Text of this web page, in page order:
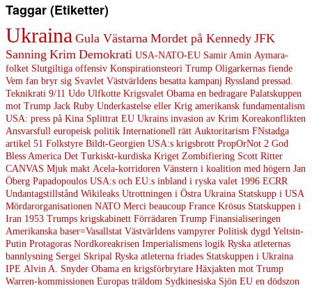
Taggar (Etiketter)
Ukraina Gula Västarna Mordet på Kennedy JFK
Sanning Krim Demokrati USA-NATO-EU Samir Amin Aymara-
folket Slutgiltiga offensiv Konspirationsteori Trump Oligarkernas fiende
Vem fan bryr sig Svavlet Västvärldens besatta kampanj Ryssland pressad.
Teknikrati 9/11 Udo Ulfkotte Krigsvalet Obama en bedragare Palatskuppen
mot Trump Jack Ruby Underkastelse eller Krig amerikansk fundamentalism
USA: press på Kina Splittrat EU Ukrains invasion av Krim Koreakonflikten
Ansvarsfull europeisk politik Internationell rätt Auktoritarism FNstadga
artikel 51 Folkstyre Bildt-Georgien USA:s krigsbrott PropOrNot 2 God
Bless America Det Turkiskt-kurdiska Kriget Zombifiering Scott Ritter
CANVAS Mjuk makt Acela-korridoren Vänstern i koalition med högern Jan
Öberg Papadopoulos USA:s och EU:s inbland i ryska valet 1996 ECRR
Undantagstillstånd Wikileaks Utrottningen i Östra Ukraina Statskupp i USA
Mördarorganisationen NATO Merci beaucoup France Krösus Statskuppen i
Iran 1953 Trumps krigskabinett Förrädaren Trump Finansialiseringen
Amerikanska baser=Vasallstat Västvärldens vampyrer Politisk dygd Yeltsin-
Putin Protagoras Nordkoreakrisen Imperialismens logik Ryska atleternas
bannlysning Sergei Skripal Ryska atleterna friades Statskuppen i Ukraina
IPE Alvin A. Snyder Obama en krigsförbrytare Häxjakten mot Trump
Warren-kommissionen Europas träldom Sydkinesiska Sjön EU en dödszon